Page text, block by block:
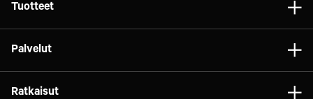
Tuotteet
Tarvikkeet
Palvelut
Konsultointi
Ratkaisut